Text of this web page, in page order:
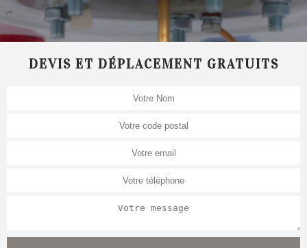
DEVIS ET DÉPLACEMENT GRATUITS